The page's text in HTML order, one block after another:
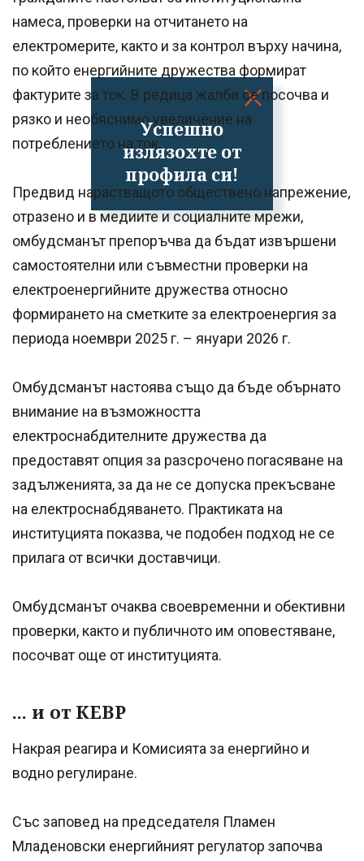
Успешно
излязохте от
профила си!
намеса, проверки на отчитането на
електромерите, както и за контрол върху начина,
по който енергийните дружества формират
фактурите за ток. В редица жалби се посочва и
рязко и необяснимо увеличение на
потреблението на ток.
Предвид нарастващото обществено напрежение,
отразено и в медиите и социалните мрежи,
омбудсманът препоръчва да бъдат извършени
самостоятелни или съвместни проверки на
електроенергийните дружества относно
формирането на сметките за електроенергия за
периода ноември 2025 г. – януари 2026 г.
Омбудсманът настоява също да бъде обърнато
внимание на възможността
електроснабдителните дружества да
предоставят опция за разсрочено погасяване на
задълженията, за да не се допуска прекъсване
на електроснабдяването. Практиката на
институцията показва, че подобен подход не се
прилага от всички доставчици.
Омбудсманът очаква своевременни и обективни
проверки, както и публичното им оповестяване,
посочват още от институцията.
... и от КЕВР
Накрая реагира и Комисията за енергийно и
водно регулиране.
Със заповед на председателя Пламен
Младеновски енергийният регулатор започва